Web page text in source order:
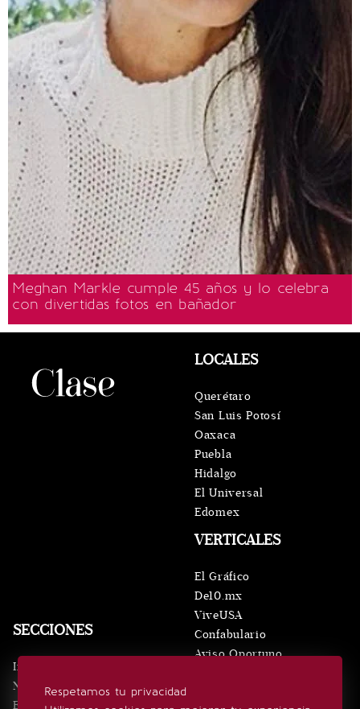
Meghan Markle cumple 45 años y lo celebra
con divertidas fotos en bañador
Respetamos tu privacidad
SECCIONES
Inicio
Noticias
Eventos
VERTICALES
El Gráfico
De10.mx
ViveUSA
Confabulario
Aviso Oportuno
LOCALES
Querétaro
San Luis Potosí
Oaxaca
Puebla
Hidalgo
El Universal
Edomex